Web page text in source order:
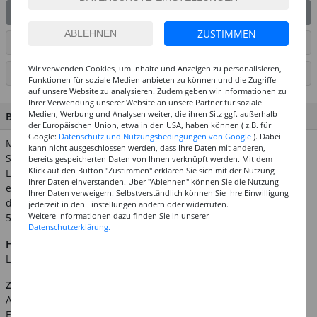
ARTIKEL AUF WUNSCHLISTE SETZEN
SEITE DRUCKEN
BESCHREIBUNG
Mit unseren Brumm- und Quietschstimmen und den
Spieluhrenwerken werden die Teddys & Kuscheltiere zum
Leben erweckt. Die Spieluhrenwerke / Musikdosen werden
einfach in Teddys, Puppen & Kuscheltiere eingenäht und mit
dem heraushängenden Kordelzug aufgezogen. Größe: ca.
55x58x36mm
Hinweis:
Lieferumfang enthalten.
Zusätzliche Produktinformationen:
Art.Nr.: CGL0287028
ZUSTIMMEN
Wir verwenden Cookies, um Inhalte und Anzeigen zu personalisieren,
Funktionen für soziale Medien anbieten zu können und die Zugriffe
auf unsere Website zu analysieren. Zudem geben wir Informationen zu
Ihrer Verwendung unserer Website an unsere Partner für soziale
Medien, Werbung und Analysen weiter, die ihren Sitz ggf. außerhalb
der Europäischen Union, etwa in den USA, haben können ( z.B. für
Google: Datenschutz und Nutzungsbedingungen von Google ). Dabei
kann nicht ausgeschlossen werden, dass Ihre Daten mit anderen,
bereits gespeicherten Daten von Ihnen verknüpft werden. Mit dem
Klick auf den Button "Zustimmen" erklären Sie sich mit der Nutzung
Ihrer Daten einverstanden. Über "Ablehnen" können Sie die Nutzung
Ihrer Daten verweigern. Selbstverständlich können Sie Ihre Einwilligung
jederzeit in den Einstellungen ändern oder widerrufen.
Weitere Informationen dazu finden Sie in unserer
Datenschutzerklärung.